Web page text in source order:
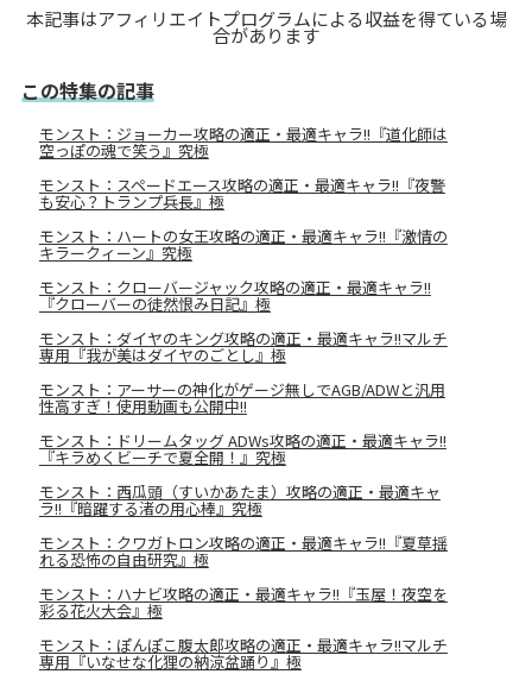
本記事はアフィリエイトプログラムによる収益を得ている場
合があります
この特集の記事
モンスト：ジョーカー攻略の適正・最適キャラ!!『道化師は
空っぽの魂で笑う』究極
モンスト：スペードエース攻略の適正・最適キャラ!!『夜警
も安心？トランプ兵長』極
モンスト：ハートの女王攻略の適正・最適キャラ!!『激情の
キラークィーン』究極
モンスト：クローバージャック攻略の適正・最適キャラ!!
『クローバーの徒然恨み日記』極
モンスト：ダイヤのキング攻略の適正・最適キャラ!!マルチ
専用『我が美はダイヤのごとし』極
モンスト：アーサーの神化がゲージ無しでAGB/ADWと汎用
性高すぎ！使用動画も公開中!!
モンスト：ドリームタッグ ADWs攻略の適正・最適キャラ!!
『キラめくビーチで夏全開！』究極
モンスト：西瓜頭（すいかあたま）攻略の適正・最適キャ
ラ!!『暗躍する渚の用心棒』究極
モンスト：クワガトロン攻略の適正・最適キャラ!!『夏草揺
れる恐怖の自由研究』極
モンスト：ハナビ攻略の適正・最適キャラ!!『玉屋！夜空を
彩る花火大会』極
モンスト：ぽんぽこ腹太郎攻略の適正・最適キャラ!!マルチ
専用『いなせな化狸の納涼盆踊り』極